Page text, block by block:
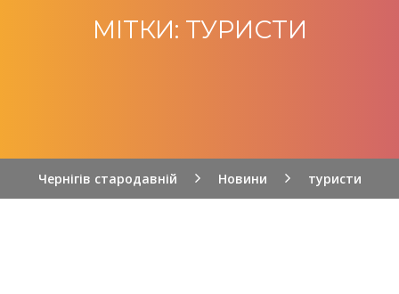
МІТКИ: ТУРИСТИ
Чернігів стародавній Новини туристи